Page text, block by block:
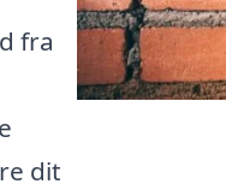
fra
dit